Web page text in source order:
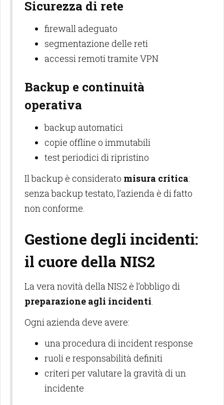
Sicurezza di rete
firewall adeguato
segmentazione delle reti
accessi remoti tramite VPN
Backup e continuità
operativa
backup automatici
copie offline o immutabili
test periodici di ripristino
Il backup è considerato misura critica:
senza backup testato, l’azienda è di fatto
non conforme.
Gestione degli incidenti:
il cuore della NIS2
La vera novità della NIS2 è l’obbligo di
preparazione agli incidenti
Ogni azienda deve avere:
una procedura di incident response
ruoli e responsabilità definiti
criteri per valutare la gravità di un
incidente